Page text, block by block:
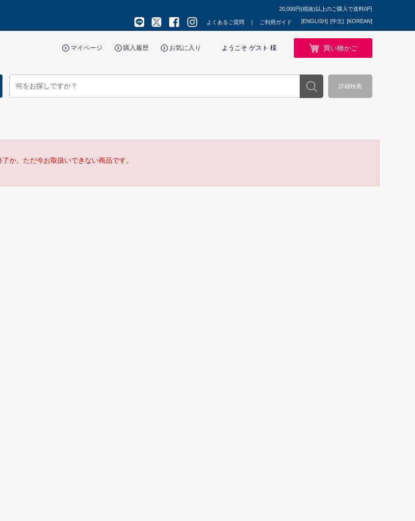
20,000円(税抜)以上のご購入で送料0円
よくあるご質問 ご利用ガイド [ENGLISH] [中文] [KOREAN]
マイページ 購入履歴 お気に入り ようこそ ゲスト 様 買い物かご
詳細検索
か、ただ今お取扱いできない商品です。